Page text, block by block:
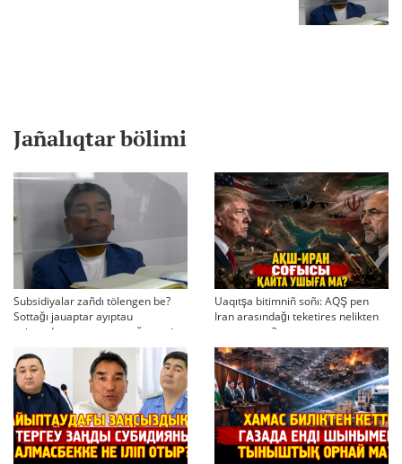
Jañalıqtar bölimi
Subsidiyalar zañdı tölengen be?
Sottağı jauaptar ayıptau
twjırımdarın qayta qarauğa negiz
bola ala ma?
Uaqıtşa bitimniñ soñı: AQŞ pen
Iran arasındağı teketires nelikten
qayta uşıqtı?